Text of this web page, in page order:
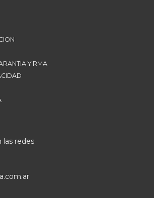
Y RMA
las redes